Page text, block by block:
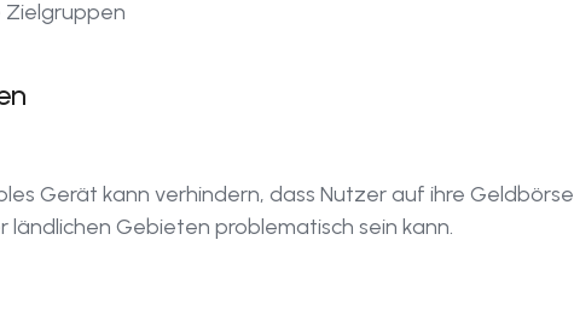
Gerät kann verhindern, dass Nutzer auf ihre Geldbörse
Gebieten problematisch sein kann.